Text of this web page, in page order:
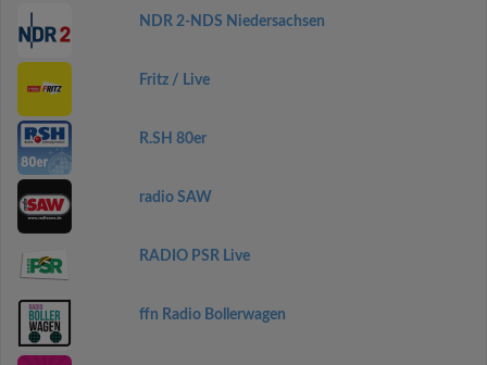
NDR 2-NDS Niedersachsen
Fritz / Live
R.SH 80er
radio SAW
RADIO PSR Live
ffn Radio Bollerwagen